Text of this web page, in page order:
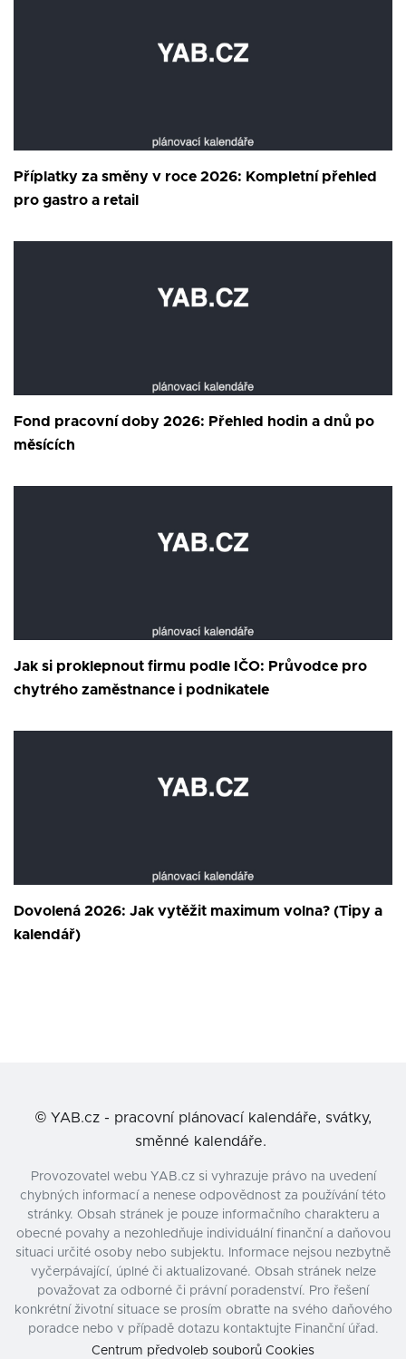
Příplatky za směny v roce 2026: Kompletní přehled
pro gastro a retail
Fond pracovní doby 2026: Přehled hodin a dnů po
měsících
Jak si proklepnout firmu podle IČO: Průvodce pro
chytrého zaměstnance i podnikatele
Dovolená 2026: Jak vytěžit maximum volna? (Tipy a
kalendář)
© YAB.cz - pracovní plánovací kalendáře, svátky,
směnné kalendáře.
Provozovatel webu YAB.cz si vyhrazuje právo na uvedení
chybných informací a nenese odpovědnost za používání této
stránky. Obsah stránek je pouze informačního charakteru a
obecné povahy a nezohledňuje individuální finanční a daňovou
situaci určité osoby nebo subjektu. Informace nejsou nezbytně
vyčerpávající, úplné či aktualizované. Obsah stránek nelze
považovat za odborné či právní poradenství. Pro řešení
konkrétní životní situace se prosím obraťte na svého daňového
poradce nebo v případě dotazu kontaktujte Finanční úřad.
Centrum předvoleb souborů Cookies